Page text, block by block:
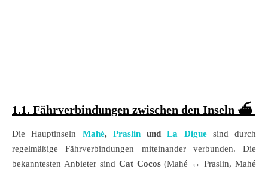
1.1. Fährverbindungen zwischen den Inseln ⛴️
Die Hauptinseln Mahé, PraslinundLa Diguesind durch
regelmäßige Fährverbindungen miteinander verbunden. Die
bekanntesten Anbieter sind Cat Cocos(Mahé ↔ Praslin, Mahé